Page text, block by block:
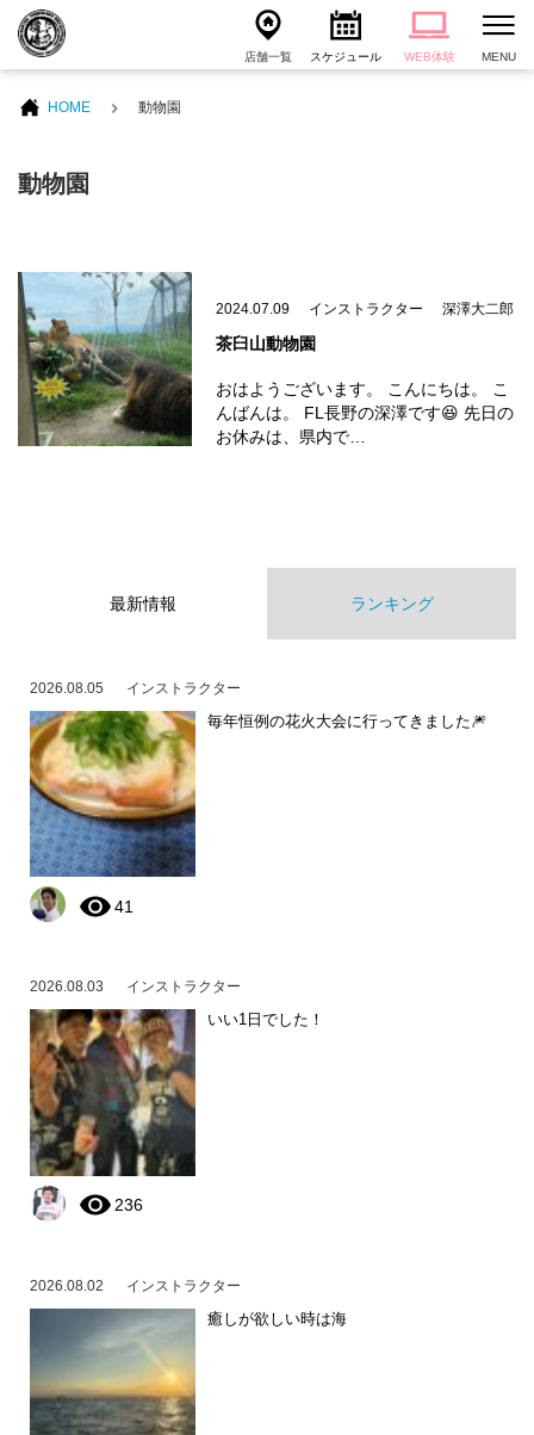
店舗一覧 スケジュール WEB体験 MENU
HOME 動物園
動物園
2024.07.09 インストラクター 深澤大二郎
茶臼山動物園
おはようございます。 こんにちは。 こ
んばんは。 FL長野の深澤です😆 先日の
お休みは、県内で…
最新情報 ランキング
2026.08.05 インストラクター
毎年恒例の花火大会に行ってきました🎆
41
2026.08.03 インストラクター
いい1日でした！
236
2026.08.02 インストラクター
癒しが欲しい時は海